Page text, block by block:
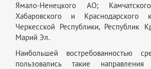
Ямало-Ненецкого АО;
Хабаровского и Краснодарского
Черкесской Республики, Республик
Марий Эл.
Наибольшей востребованностью
пользовались такие